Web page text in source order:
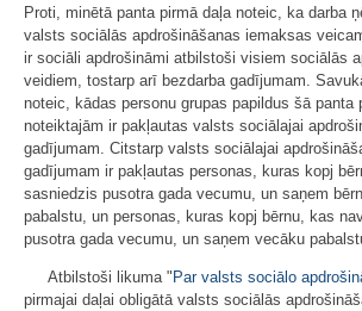
Proti, minētā panta pirmā daļa noteic, ka darba
valsts sociālās apdrošināšanas iemaksas
ir sociāli apdrošināmi atbilstoši visiem sociālās
veidiem, tostarp arī bezdarba gadījumam.
noteic, kādas personu grupas papildus šā panta
noteiktajām ir pakļautas valsts sociālajai
gadījumam. Citstarp valsts sociālajai
gadījumam ir pakļautas personas, kuras kopj
sasniedzis pusotra gada vecumu, un saņem
pabalstu, un personas, kuras kopj bērnu, kas
pusotra gada vecumu, un saņem vecāku
Atbilstoši likuma " Par valsts sociālo
pirmajai daļai obligātā valsts sociālās